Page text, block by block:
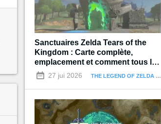
Sanctuaires Zelda Tears of the
Kingdom : Carte complète,
emplacement et comment tous les
terminer
27 jui 2026 THE LEGEND OF ZELDA : TEARS OF THE KINGDOM